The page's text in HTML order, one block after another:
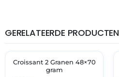
GERELATEERDE PRODUCTEN
🔥 OP=OP
THT:
28-
Croissant 2 Granen 48×70
gram